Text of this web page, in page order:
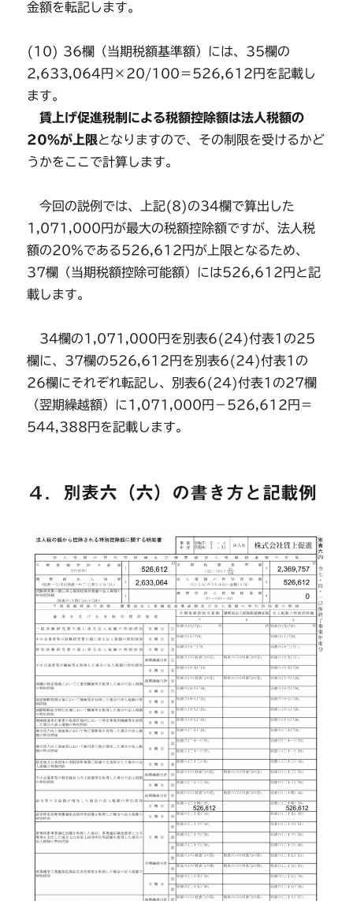
金額を転記します。
(10) 36欄（当期税額基準額）には、35欄の
2,633,064円×20/100＝526,612円を記載し
ます。
賃上げ促進税制による税額控除額は法人税額の
20％が上限となりますので、その制限を受けるかど
うかをここで計算します。
今回の説例では、上記(8)の34欄で算出した
1,071,000円が最大の税額控除額ですが、法人税
額の20％である526,612円が上限となるため、
37欄（当期税額控除可能額）には526,612円と記
載します。
34欄の1,071,000円を別表6(24)付表1の25
欄に、37欄の526,612円を別表6(24)付表1の
26欄にそれぞれ転記し、別表6(24)付表1の27欄
（翌期繰越額）に1,071,000円－526,612円＝
544,388円を記載します。
４．別表六（六）の書き方と記載例